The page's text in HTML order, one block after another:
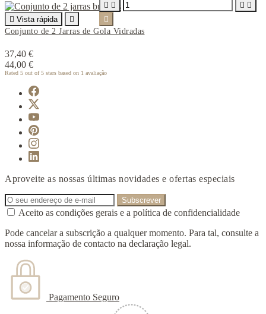
 Vista rápida

Conjunto de 2 Jarras de Gola Vidradas
37,40 €
44,00 €
Rated 5 out of 5 stars based on 1 avaliação
   

Aproveite as nossas últimas novidades e ofertas especiais
Aceito as condições gerais e a política de confidencialidade
Pode cancelar a subscrição a qualquer momento. Para tal, consulte a
nossa informação de contacto na declaração legal.
Pagamento Seguro